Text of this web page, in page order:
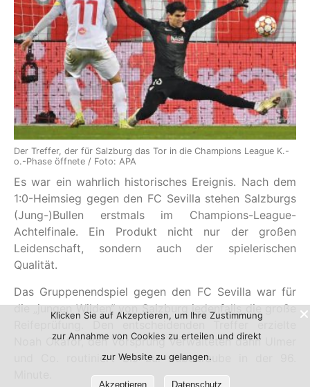
Der Treffer, der für Salzburg das Tor in die Champions League K.-
o.-Phase öffnete / Foto: APA
Es war ein wahrlich historisches Ereignis. Nach dem
1:0-Heimsieg gegen den FC Sevilla stehen Salzburgs
(Jung-)Bullen erstmals im Champions-League-
Achtelfinale. Ein Produkt nicht nur der großen
Leidenschaft, sondern auch der spielerischen
Qualität.
Das Gruppenendspiel gegen den FC Sevilla war für
die „jungen Wilden“ von Salzburg jedenfalls die große
Reifeprüfung. Den entscheidenden Treffer erzielte
Noah Okafor, den Vorsprung verwalteten dann Ulmer
und Co. routiniert bis zur Jubeltraube in der 96.
Klicken Sie auf Akzeptieren, um Ihre Zustimmung
zur Annahme von Cookies zu erteilen und direkt
zur Website zu gelangen.
Akzeptieren Datenschutz